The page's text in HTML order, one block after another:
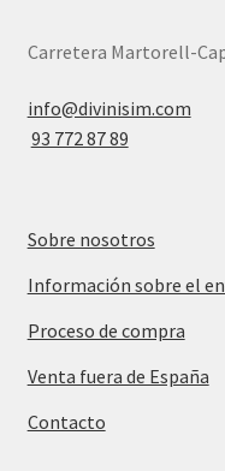
Carretera Martorell-
info@divinisim.com
93 772 87 89
Sobre nosotros
Información sobre el
Proceso de compra
Venta fuera de España
Contacto